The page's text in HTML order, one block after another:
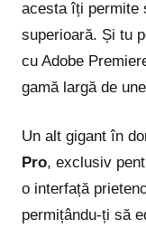
acesta îți permite
superioară. Și tu
cu Adobe
gamă largă de
Un alt gigant în
Pro, exclusiv
o interfață
permițându-ți să